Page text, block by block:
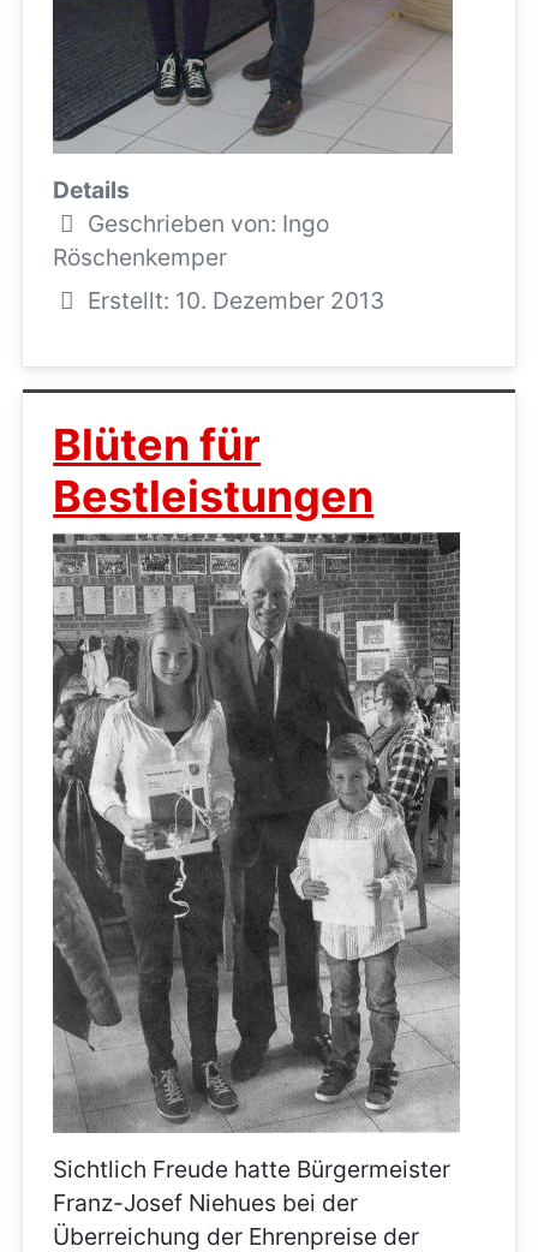
Details
Geschrieben von: Ingo
Röschenkemper
Erstellt: 10. Dezember 2013
Blüten für
Bestleistungen
Sichtlich Freude hatte Bürgermeister
Franz-Josef Niehues bei der
Überreichung der Ehrenpreise der